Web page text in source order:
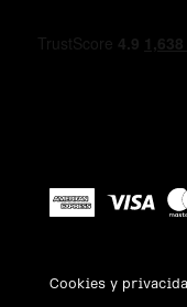
Cookies y